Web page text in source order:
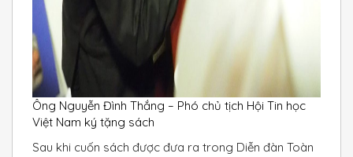
Ông Nguyễn Đình Thắng – Phó chủ tịch Hội Tin học
Việt Nam ký tặng sách
Sau khi cuốn sách được đưa ra trong Diễn đàn Toàn